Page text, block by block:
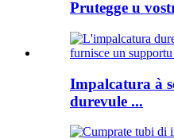
Prutegge u
Impalcatura à
durevule ...